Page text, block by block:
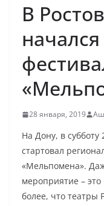
В
28 января, 2019
На Дону, в субботу
стартовал
«Мельпомена».
мероприятие –
более, что театры